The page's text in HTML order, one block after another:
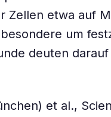
Zellen etwa auf
um
deuten
et al.,